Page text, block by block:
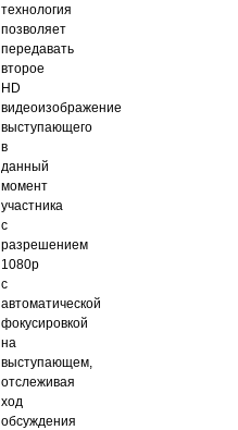
технология
позволяет
передавать
второе
HD
видеоизображение
выступающего
в
данный
момент
участника
с
разрешением
1080p
с
автоматической
фокусировкой
на
выступающем,
отслеживая
ход
обсуждения